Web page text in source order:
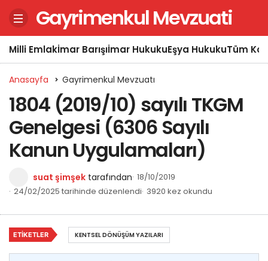
Gayrimenkul Mevzuati
Milli Emlakİmar Barışıİmar HukukuEşya HukukuTüm
Anasayfa Gayrimenkul Mevzuatı
1804 (2019/10) sayılı TKGM
Genelgesi (6306 Sayılı
Kanun Uygulamaları)
suat şimşek tarafından 18/10/2019
24/02/2025 tarihinde düzenlendi 3920 kez okundu
ETIKETLER KENTSEL DÖNÜŞÜM YAZILARI